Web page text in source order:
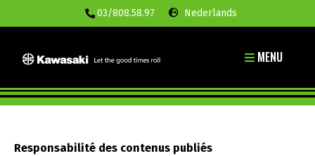
03/808.58.97 Nederlands
MENU
Responsabilité des contenus publiés